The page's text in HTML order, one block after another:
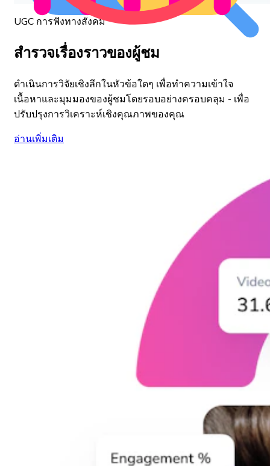
UGC การฟังทางสังคม
สำรวจเรื่องราวของผู้ชม
ดำเนินการวิจัยเชิงลึกในหัวข้อใดๆ เพื่อทำความเข้าใจ
เนื้อหาและมุมมองของผู้ชมโดยรอบอย่างครอบคลุม - เพื่อ
ปรับปรุงการวิเคราะห์เชิงคุณภาพของคุณ
อ่านเพิ่มเติม